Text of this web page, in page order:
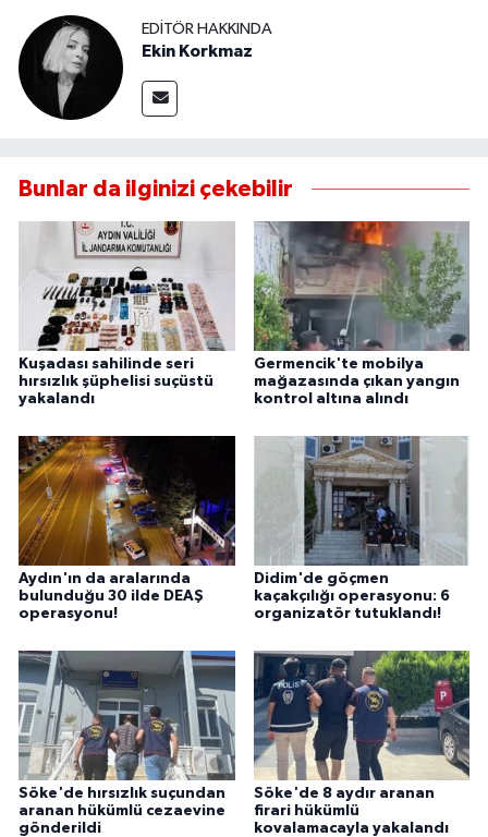
EDITÖR HAKKINDA
Ekin Korkmaz
Bunlar da ilginizi çekebilir
Kuşadası sahilinde seri
hırsızlık şüphelisi suçüstü
yakalandı
Germencik'te mobilya
mağazasında çıkan yangın
kontrol altına alındı
Aydın'ın da aralarında
bulunduğu 30 ilde DEAŞ
operasyonu!
Didim'de göçmen
kaçakçılığı operasyonu: 6
organizatör tutuklandı!
Söke'de hırsızlık suçundan
aranan hükümlü cezaevine
gönderildi
Söke'de 8 aydır aranan
firari hükümlü
kovalamacayla yakalandı